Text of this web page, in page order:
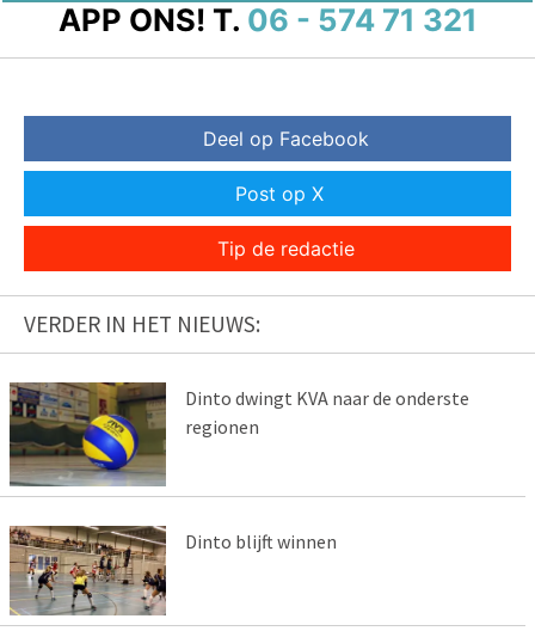
APP ONS! T. 06 - 574 71 321
Deel op Facebook
Post op X
Tip de redactie
VERDER IN HET NIEUWS:
Dinto dwingt KVA naar de onderste
regionen
Dinto blijft winnen